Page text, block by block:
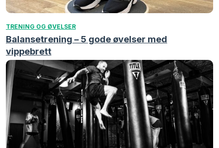
TRENING OG ØVELSER
Balansetrening – 5 gode øvelser med
vippebrett